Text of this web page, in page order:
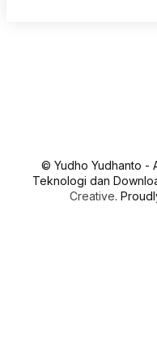
© Yudho Yudhanto -
Teknologi dan
Creative.